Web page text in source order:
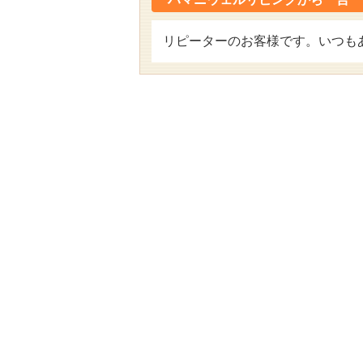
リピーターのお客様です。いつも